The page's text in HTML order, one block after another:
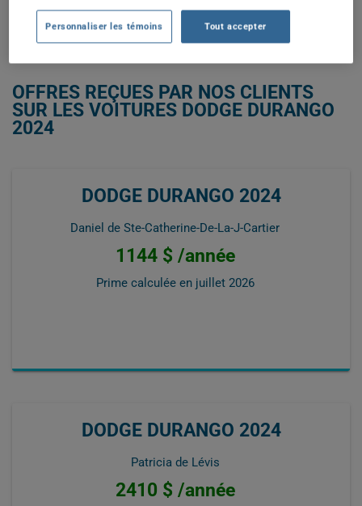
DURANGO 2024
OFFRES REÇUES PAR NOS CLIENTS
SUR LES VOITURES DODGE DURANGO
2024
DODGE DURANGO 2024
Daniel de Ste-Catherine-De-La-J-Cartier
1144 $ /année
Prime calculée en juillet 2026
DODGE DURANGO 2024
Patricia de Lévis
2410 $ /année
Personnaliser les témoins Tout accepter